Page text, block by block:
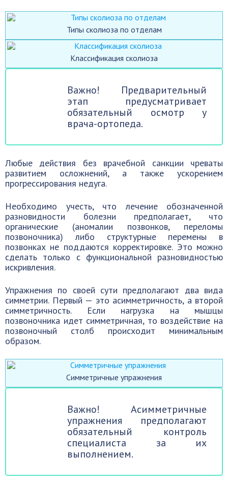
Типы сколиоза по отделам
Классификация сколиоза
Важно! Предварительный
этап предусматривает
обязательный осмотр у
врача-ортопеда.
Любые действия без врачебной санкции чреваты
развитием осложнений, а также ускорением
прогрессирования недуга.
Необходимо учесть, что лечение обозначенной
разновидности болезни предполагает, что
органические (аномалии позвонков, переломы
позвоночника) либо структурные перемены в
позвонках не поддаются корректировке. Это можно
сделать только с функциональной разновидностью
искривления.
Упражнения по своей сути предполагают два вида
симметрии. Первый — это асимметричность, а второй
симметричность. Если нагрузка на мышцы
позвоночника идет симметричная, то воздействие на
позвоночный столб происходит минимальным
образом.
Симметричные упражнения
Важно! Асимметричные
упражнения предполагают
обязательный контроль
специалиста за их
выполнением.